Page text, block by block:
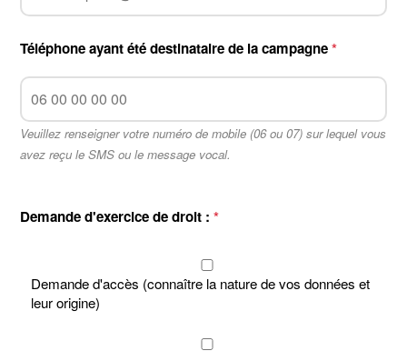
Téléphone ayant été destinataire de la campagne*
Veuillez renseigner votre numéro de mobile (06 ou 07) sur lequel vous
avez reçu le SMS ou le message vocal.
Demande d'exercice de droit :*
Demande d'accès (connaître la nature de vos données et
leur origine)